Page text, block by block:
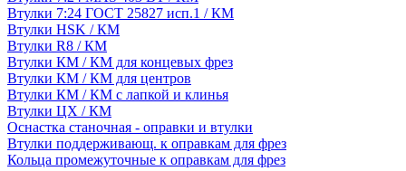
Втулки 7:24 ГОСТ 25827 исп.1 / КМ
Втулки HSK / КМ
Втулки R8 / КМ
Втулки КМ / КМ для концевых фрез
Втулки КМ / КМ для центров
Втулки КМ / КМ с лапкой и клинья
Втулки ЦХ / КМ
Оснастка станочная - оправки и втулки
Втулки поддерживающ. к оправкам для фрез
Кольца промежуточные к оправкам для фрез